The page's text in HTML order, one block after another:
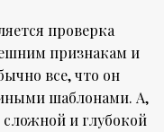
проверка
признакам и
все, что он
шаблонами. А,
и глубокой